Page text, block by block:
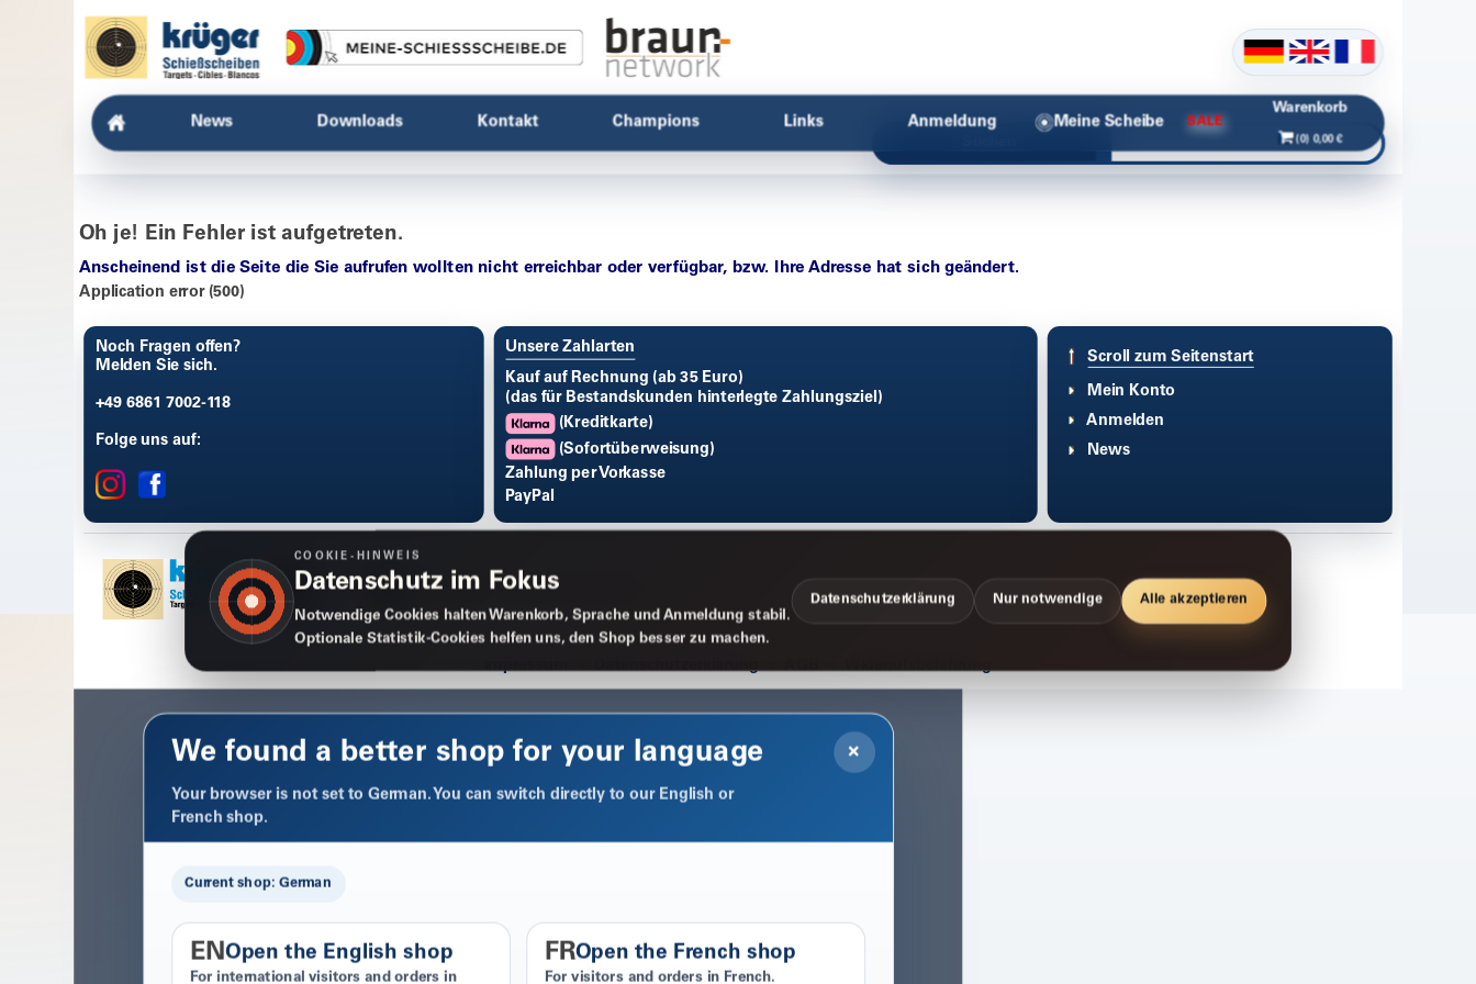
News Downloads Kontakt Champions Links Anmeldung Meine Scheibe SALE
Warenkorb
(0) 0,00 €
Oh je! Ein Fehler ist aufgetreten.
Anscheinend ist die Seite die Sie aufrufen wollten nicht erreichbar oder verfügbar, bzw. Ihre Adresse hat sich geändert.
Application error (500)
Noch Fragen offen?
Melden Sie sich.
+49 6861 7002-118
Folge uns auf:
Unsere Zahlarten
Kauf auf Rechnung (ab 35 Euro)
(das für Bestandskunden hinterlegte Zahlungsziel)
(Kreditkarte)
(Sofortüberweisung)
Zahlung per Vorkasse
PayPal
Scroll zum Seitenstart
Mein Konto
Anmelden
News
Impressum Datenschutzerklärung AGB Widerrufsbelehrung
×
We found a better shop for your language
Your browser is not set to German. You can switch directly to our English or
French shop.
Current shop: German
ENOpen the English shop
For international visitors and orders in
FROpen the French shop
For visitors and orders in French.
COOKIE-HINWEIS
Datenschutz im Fokus
Notwendige Cookies halten Warenkorb, Sprache und Anmeldung stabil.
Optionale Statistik-Cookies helfen uns, den Shop besser zu machen.
Datenschutzerklärung Nur notwendige Alle akzeptieren